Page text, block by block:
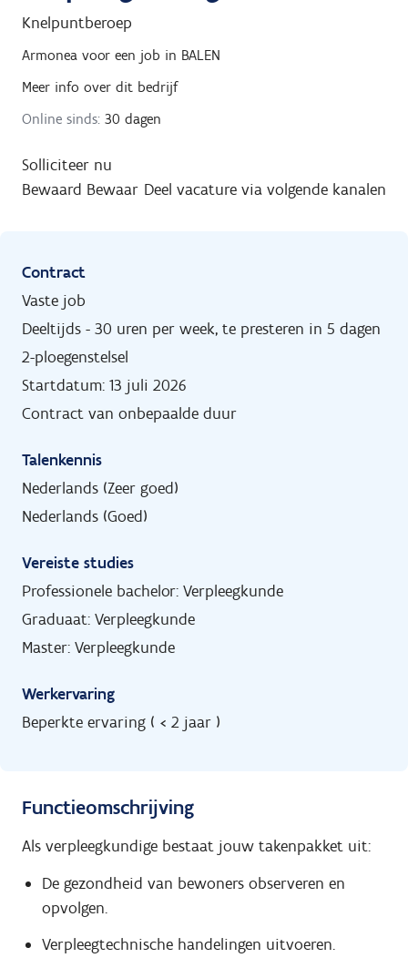
Knelpuntberoep
Armonea voor een job in BALEN
Meer info over dit bedrijf
Online sinds: 30 dagen
Solliciteer nu
Bewaard Bewaar Deel vacature via volgende kanalen
Contract
Vaste job
Deeltijds - 30 uren per week, te presteren in 5 dagen
2-ploegenstelsel
Startdatum: 13 juli 2026
Contract van onbepaalde duur
Talenkennis
Nederlands (Zeer goed)
Nederlands (Goed)
Vereiste studies
Professionele bachelor: Verpleegkunde
Graduaat: Verpleegkunde
Master: Verpleegkunde
Werkervaring
Beperkte ervaring ( < 2 jaar )
Functieomschrijving
Als verpleegkundige bestaat jouw takenpakket uit:
De gezondheid van bewoners observeren en
opvolgen.
Verpleegtechnische handelingen uitvoeren.